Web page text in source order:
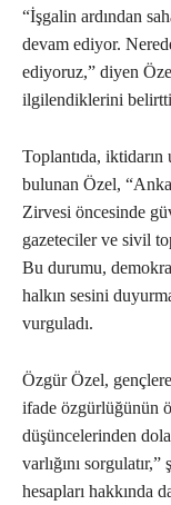
“İşgalin ardından
devam ediyor.
ediyoruz,” diyen
ilgilendiklerini
Toplantıda, iktidarın
bulunan Özel,
Zirvesi öncesinde
gazeteciler ve sivil
Bu durumu,
halkın sesini
vurguladı.
Özgür Özel,
ifade özgürlüğünün
düşüncelerinden
varlığını
hesapları hakkında